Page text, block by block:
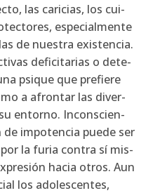
las cari­cias, los cui­
espe­cial­men­te
de nues­tra exis­ten­cia.
defi­ci­ta­rias o dete­
psi­que que pre­fie­re
a afron­tar las diver­
entorno. Incons­cien­
impo­ten­cia pue­de ser
la furia con­tra sí mis­
hacia otros. Aun
los ado­les­cen­tes,